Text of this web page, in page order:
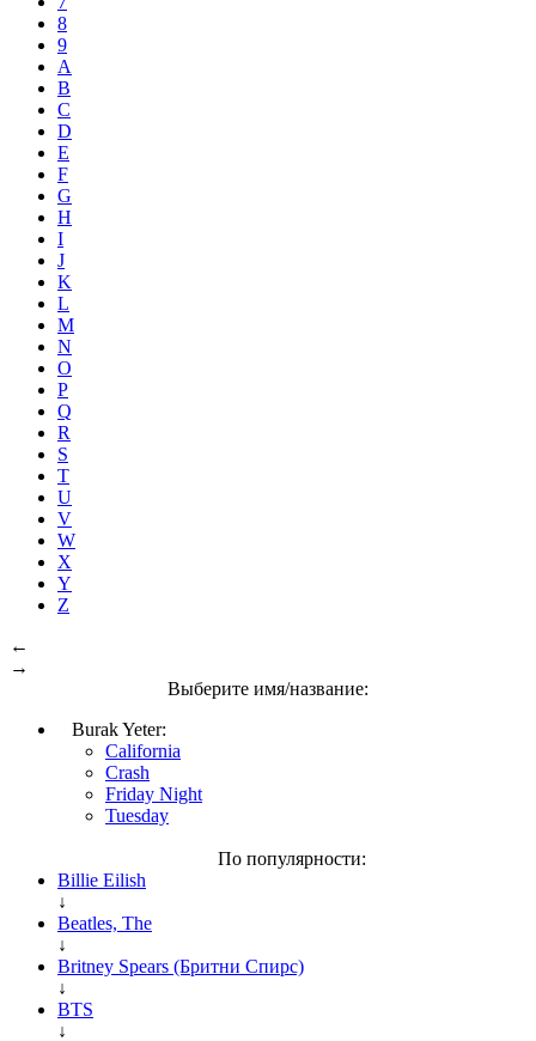
8
9
A
B
C
D
E
F
G
H
I
J
K
L
M
N
O
P
Q
R
S
T
U
V
W
X
Y
Z
←
→
Выберите имя/название:
Burak Yeter:
California
Crash
Friday Night
Tuesday
По популярности:
Billie Eilish
↓
Beatles, The
↓
Britney Spears (Бритни Спирс)
↓
BTS
↓